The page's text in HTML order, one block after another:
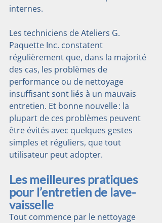
internes.
Les techniciens de Ateliers G.
Paquette Inc. constatent
régulièrement que, dans la majorité
des cas, les problèmes de
performance ou de nettoyage
insuffisant sont liés à un mauvais
entretien. Et bonne nouvelle : la
plupart de ces problèmes peuvent
être évités avec quelques gestes
simples et réguliers, que tout
utilisateur peut adopter.
Les meilleures pratiques
pour l’entretien de lave-
vaisselle
Tout commence par le nettoyage